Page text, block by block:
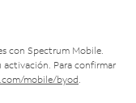
con Spectrum Mobile.
activación. Para confirmar
mobile/byod